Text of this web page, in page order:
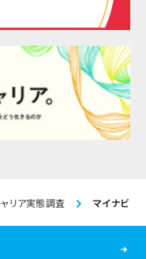
リア実態調査 マイナビ ラ